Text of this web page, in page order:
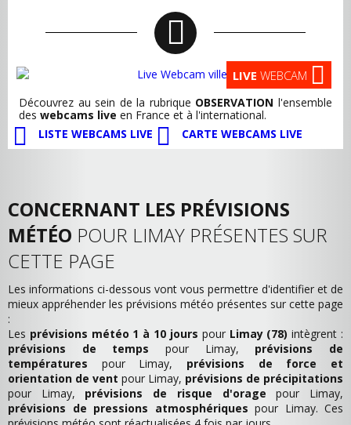
LIVE WEBCAM
Découvrez au sein de la rubrique OBSERVATION l'ensemble
des webcams live en France et à l'international.
LISTE WEBCAMS LIVE
CARTE WEBCAMS LIVE
CONCERNANT LES PRÉVISIONS
MÉTÉO POUR LIMAY PRÉSENTES SUR
CETTE PAGE
Les informations ci-dessous vont vous permettre d'identifier et de
mieux appréhender les prévisions météo présentes sur cette page
:
Les prévisions météo 1 à 10 jours pour Limay (78) intègrent :
prévisions de temps pour Limay, prévisions de
températures pour Limay, prévisions de force et
orientation de vent pour Limay, prévisions de précipitations
pour Limay, prévisions de risque d'orage pour Limay,
prévisions de pressions atmosphériques pour Limay. Ces